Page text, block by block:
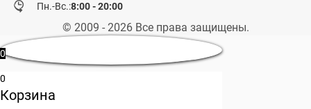
Пн.-Вс.:8:00 - 20:00
© 2009 - 2026 Все права защищены.
0
0
Корзина